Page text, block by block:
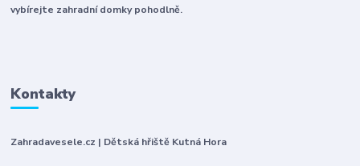
vybírejte zahradní domky pohodlně.
Kontakty
Zahradavesele.cz | Dětská hřiště Kutná Hora